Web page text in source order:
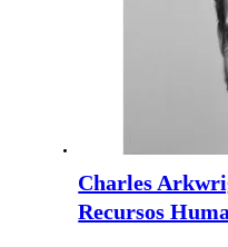
Charles
Recursos